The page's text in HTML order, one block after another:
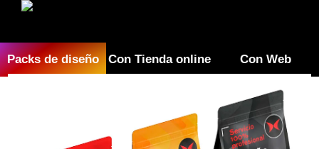
Packs de diseño Con Tienda online Con Web